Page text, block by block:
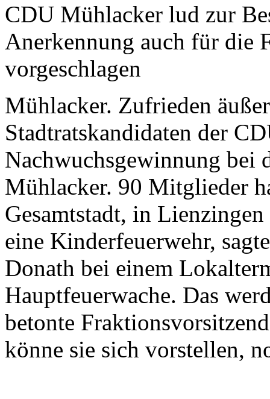
CDU Mühlacker lud zur
Anerkennung auch für die
vorgeschlagen
Mühlacker. Zufrieden
Stadtratskandidaten der
Nachwuchsgewinnung bei
Mühlacker. 90 Mitglieder
Gesamtstadt, in
eine Kinderfeuerwehr,
Donath bei einem
Hauptfeuerwache. Das
betonte
könne sie sich vorstellen,